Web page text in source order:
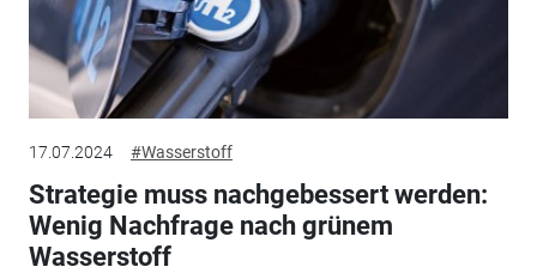
17.07.2024 #Wasserstoff
Strategie muss nachgebessert werden:
Wenig Nachfrage nach grünem
Wasserstoff